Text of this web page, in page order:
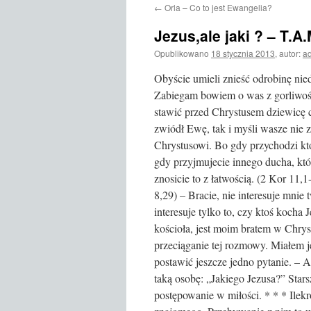
treści
← Orla – Co to jest Ewangelia?
Jezus,ale jaki ? –
Opublikowano 18 stycznia 2013, autor:
Obyście umieli znieść odrobinę
Zabiegam bowiem o was z
stawić przed Chrystusem dziewicę
zwiódł Ewę, tak i myśli wasze nie
Chrystusowi. Bo gdy przychodzi
gdy przyjmujecie innego ducha,
znosicie to z łatwością. (2 Kor